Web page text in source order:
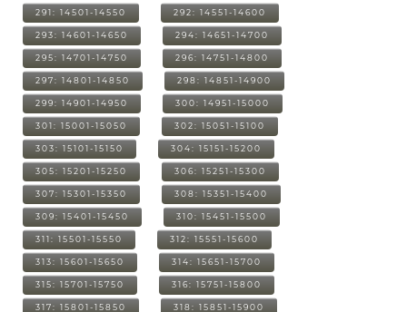
291: 14501-14550 292: 14551-14600
293: 14601-14650 294: 14651-14700
295: 14701-14750 296: 14751-14800
297: 14801-14850 298: 14851-14900
299: 14901-14950 300: 14951-15000
301: 15001-15050 302: 15051-15100
303: 15101-15150 304: 15151-15200
305: 15201-15250 306: 15251-15300
307: 15301-15350 308: 15351-15400
309: 15401-15450 310: 15451-15500
311: 15501-15550 312: 15551-15600
313: 15601-15650 314: 15651-15700
315: 15701-15750 316: 15751-15800
317: 15801-15850 318: 15851-15900